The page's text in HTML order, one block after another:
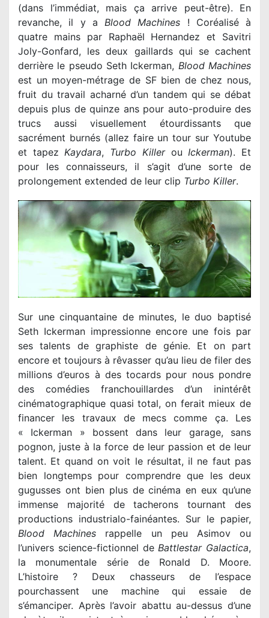
(dans l’immédiat, mais ça arrive peut-être). En
revanche, il y a Blood Machines ! Coréalisé à
quatre mains par Raphaël Hernandez et Savitri
Joly-Gonfard, les deux gaillards qui se cachent
derrière le pseudo Seth Ickerman, Blood Machines
est un moyen-métrage de SF bien de chez nous,
fruit du travail acharné d’un tandem qui se débat
depuis plus de quinze ans pour auto-produire des
trucs aussi visuellement étourdissants que
sacrément burnés (allez faire un tour sur Youtube
et tapezKaydara, Turbo KillerouIckerman). Et
pour les connaisseurs, il s’agit d’une sorte de
prolongement extended de leur clip Turbo Killer.
Sur une cinquantaine de minutes, le duo baptisé
Seth Ickerman impressionne encore une fois par
ses talents de graphiste de génie. Et on part
encore et toujours à rêvasser qu’au lieu de filer des
millions d’euros à des tocards pour nous pondre
des comédies franchouillardes d’un inintérêt
cinématographique quasi total, on ferait mieux de
financer les travaux de mecs comme ça. Les
« Ickerman » bossent dans leur garage, sans
pognon, juste à la force de leur passion et de leur
talent. Et quand on voit le résultat, il ne faut pas
bien longtemps pour comprendre que les deux
gugusses ont bien plus de cinéma en eux qu’une
immense majorité de tacherons tournant des
productions industrialo-fainéantes. Sur le papier,
Blood Machines rappelle un peu Asimov ou
l’univers science-fictionnel de Battlestar Galactica,
la monumentale série de Ronald D. Moore.
L’histoire ? Deux chasseurs de l’espace
pourchassent une machine qui essaie de
s’émanciper. Après l’avoir abattu au-dessus d’une